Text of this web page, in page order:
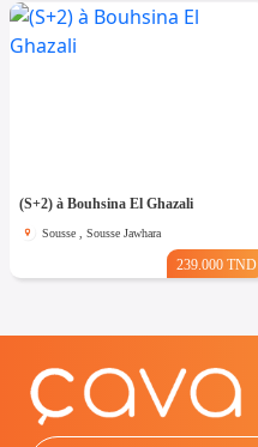
(S+2) à Bouhsina El Ghazali
Sousse , Sousse Jawhara
239.000 TND